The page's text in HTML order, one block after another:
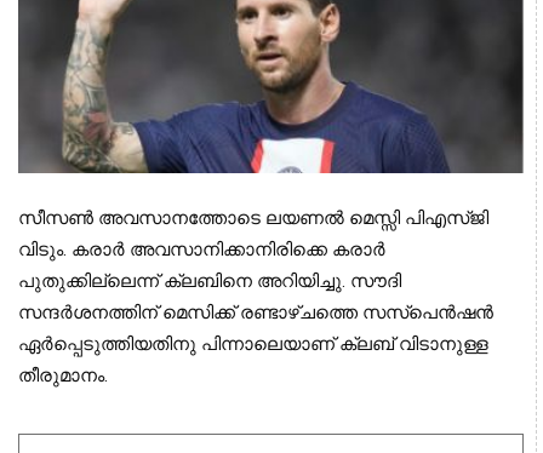
സീസണ്‍ അവസാനത്തോടെ ലയണല്‍ മെസ്സി പിഎസ്ജി
വിടും. കരാര്‍ അവസാനിക്കാനിരിക്കെ കരാര്‍
പുതുക്കില്ലെന്ന് ക്ലബിനെ അറിയിച്ചു. സൗദി
സന്ദര്‍ശനത്തിന് മെസിക്ക് രണ്ടാഴ്ചത്തെ സസ്‌പെന്‍ഷന്‍
ഏര്‍പ്പെടുത്തിയതിനു പിന്നാലെയാണ് ക്ലബ് വിടാനുള്ള
തീരുമാനം.